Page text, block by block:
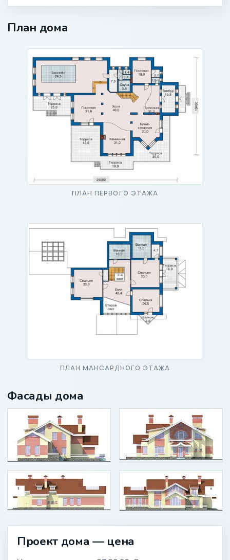
План дома
ПЛАН ПЕРВОГО ЭТАЖА
ПЛАН МАНСАРДНОГО ЭТАЖА
Фасады дома
Проект дома — цена